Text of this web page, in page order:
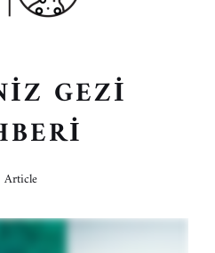
GEZI
Article